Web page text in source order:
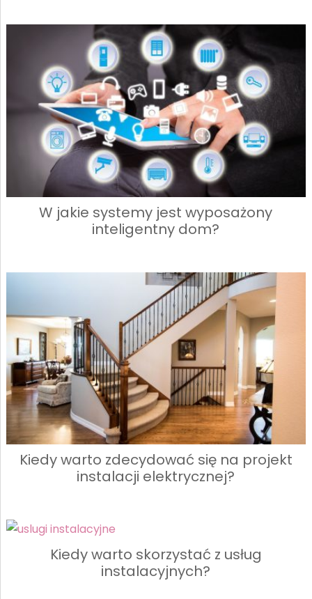
W jakie systemy jest wyposażony
inteligentny dom?
Kiedy warto zdecydować się na projekt
instalacji elektrycznej?
Kiedy warto skorzystać z usług
instalacyjnych?